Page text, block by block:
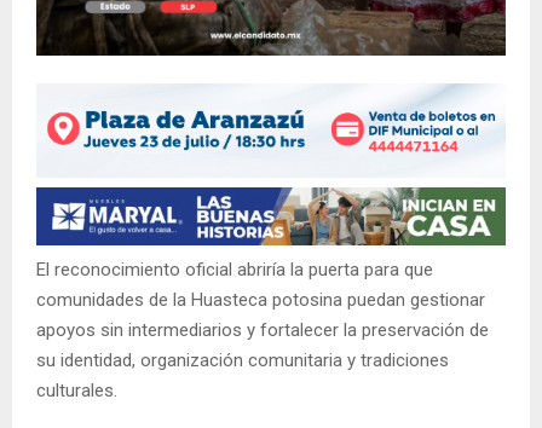
El reconocimiento oficial abriría la puerta para que
comunidades de la Huasteca potosina puedan gestionar
apoyos sin intermediarios y fortalecer la preservación de
su identidad, organización comunitaria y tradiciones
culturales.